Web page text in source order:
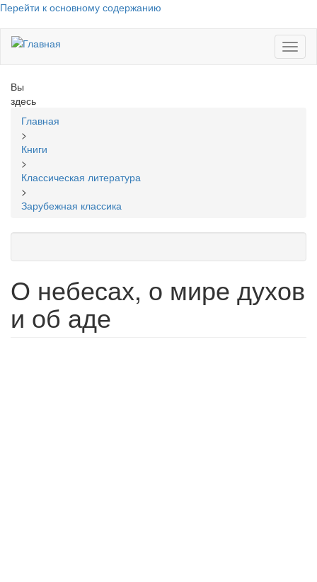
Перейти к основному содержанию
Вы
здесь
Главная
>
Книги
>
Классическая литература
>
Зарубежная классика
О небесах, о мире духов
и об аде